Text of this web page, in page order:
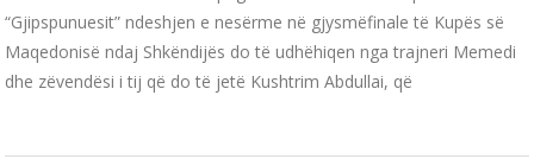
“Gjipspunuesit” ndeshjen e nesërme në gjysmëfinale të Kupës së
Maqedonisë ndaj Shkëndijës do të udhëhiqen nga trajneri Memedi
dhe zëvendësi i tij që do të jetë Kushtrim Abdullai, që